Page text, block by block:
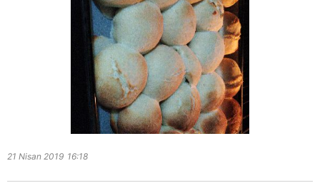
21 Nisan 2019 16:18